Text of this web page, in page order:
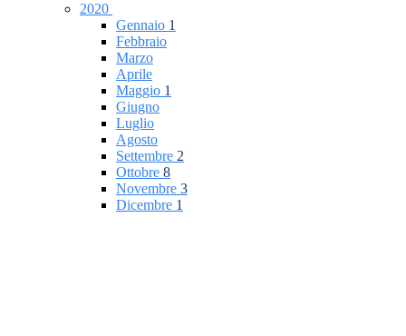
2020
Gennaio 1
Febbraio
Marzo
Aprile
Maggio 1
Giugno
Luglio
Agosto
Settembre 2
Ottobre 8
Novembre 3
Dicembre 1